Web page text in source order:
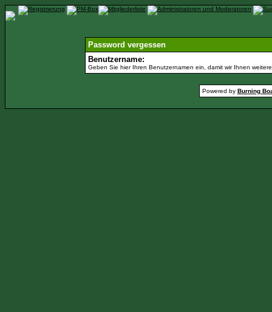
Password vergessen
Benutzername:
Geben Sie hier Ihren Benutzernamen ein, damit wir Ihnen
Powered by Burning